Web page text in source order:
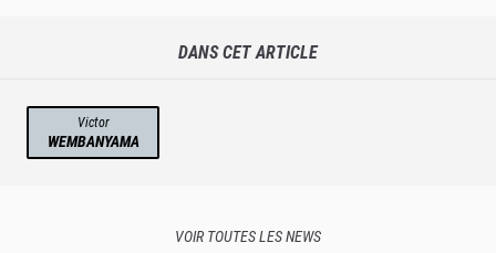
DANS CET ARTICLE
Victor
WEMBANYAMA
VOIR TOUTES LES NEWS